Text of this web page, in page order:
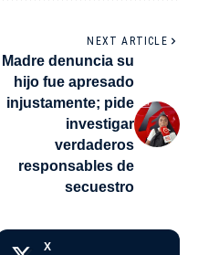
NEXT ARTICLE
Madre denuncia su
hijo fue apresado
injustamente; pide
investigar
verdaderos
responsables de
secuestro
X